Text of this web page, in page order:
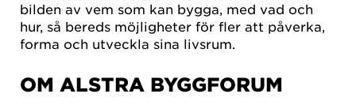
bilden av vem som kan bygga, med vad och
hur, så bereds möjligheter för fler att påverka,
forma och utveckla sina livsrum.
OM ALSTRA BYGGFORUM